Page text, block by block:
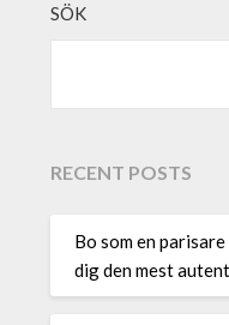
SÖK
RECENT POSTS
Bo som en
dig den mest